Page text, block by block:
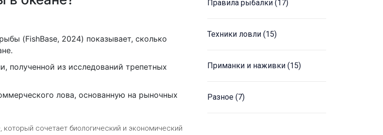
(FishBase, 2024) показывает, сколько
полученной из исследований трепетных
лова, основанную на рыночных
, который сочетает биологический и экономический
Правила рыбалки (17)
Техники ловли (15)
Приманки и наживки (15)
Разное (7)